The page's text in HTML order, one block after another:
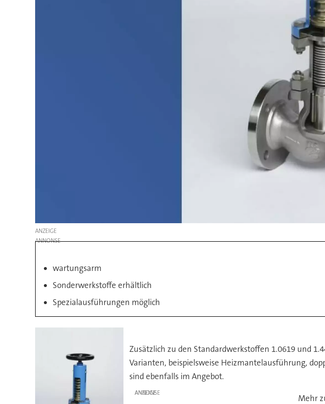
ANZEIGE
wartungsarm
Sonderwerkstoffe erhältlich
Spezialausführungen möglich
Zusätzlich zu den Standardwerkstoffen 1.0619 und
Varianten, beispielsweise Heizmantelausführung,
sind ebenfalls im Angebot.
ANZEIGE Mehr